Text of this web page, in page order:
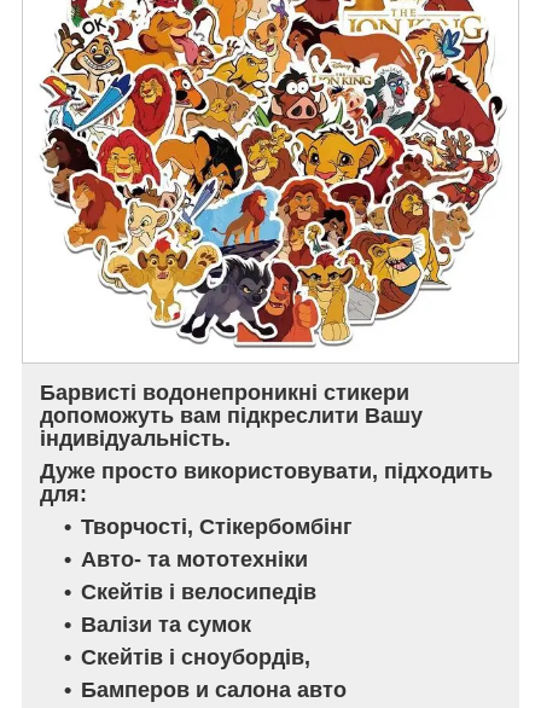
Барвисті водонепроникні стикери
допоможуть вам підкреслити Вашу
індивідуальність.
Дуже просто використовувати, підходить
для:
Творчості, Стікербомбінг
Авто- та мототехніки
Скейтів і велосипедів
Валізи та сумок
Скейтів і сноубордів,
Бамперов и салона авто